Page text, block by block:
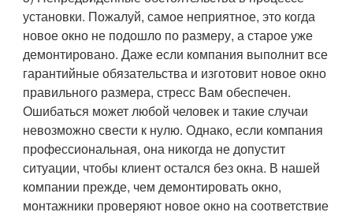
установки. Пожалуй, самое неприятное, это когда
новое окно не подошло по размеру, а старое уже
демонтировано. Даже если компания выполнит все
гарантийные обязательства и изготовит новое окно
правильного размера, стресс Вам обеспечен.
Ошибаться может любой человек и такие случаи
невозможно свести к нулю. Однако, если компания
профессиональная, она никогда не допустит
ситуации, чтобы клиент остался без окна. В нашей
компании прежде, чем демонтировать окно,
монтажники проверяют новое окно на соответствие